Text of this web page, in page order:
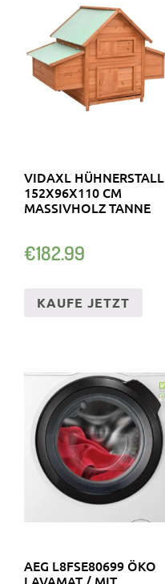
VIDAXL HÜHNERSTALL
152X96X110 CM
MASSIVHOLZ TANNE
€182.99
KAUFE JETZT
AEG L8FSE80699 ÖKO